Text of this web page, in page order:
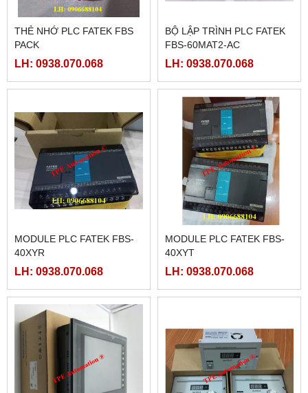
THẺ NHỚ PLC FATEK FBS
PACK
LH: 0938.070.068
BỘ LẬP TRÌNH PLC FATEK
FBS-60MAT2-AC
LH: 0938.070.068
MODULE PLC FATEK FBS-
40XYR
LH: 0938.070.068
MODULE PLC FATEK FBS-
40XYT
LH: 0938.070.068